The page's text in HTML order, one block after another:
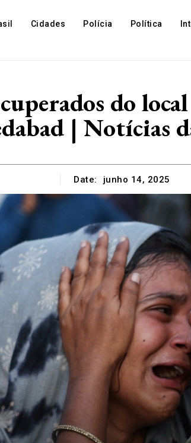
Cidades Polícia Política
do
| Notícias
Date: junho 14, 2025